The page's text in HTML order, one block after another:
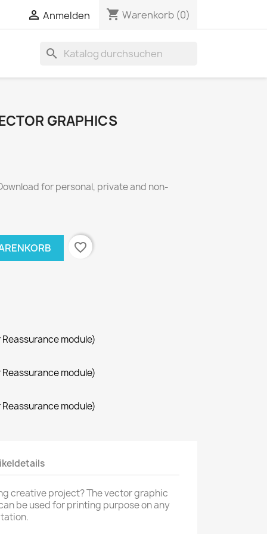
 Anmelden shopping_cart Warenkorb (0)
search
GRAPHICS
for personal, private and non-
favorite_border
module)
module)
module)
creative project? The vector graphic
be used for printing purpose on any